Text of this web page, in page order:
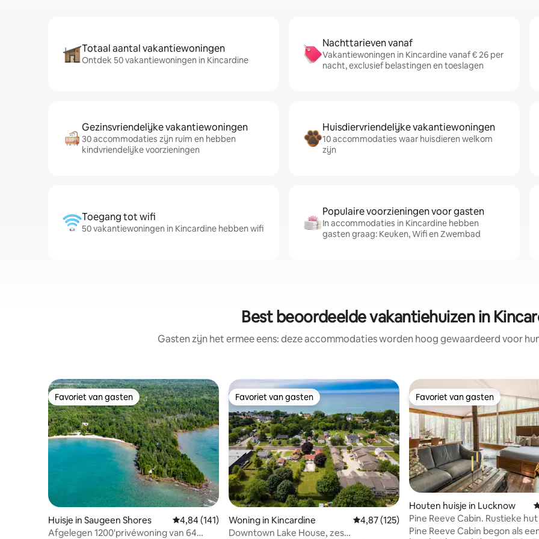
Totaal aantal vakantiewoningen
Ontdek 50 vakantiewoningen in Kincardine
Nachttarieven vanaf
Vakantiewoningen in Kincardine vanaf € 26 per
nacht, exclusief belastingen en toeslagen
Gezinsvriendelijke vakantiewoningen
30 accommodaties zijn ruim en hebben
kindvriendelijke voorzieningen
Huisdiervriendelijke vakantiewoningen
10 accommodaties waar huisdieren welkom
zijn
Toegang tot wifi
50 vakantiewoningen in Kincardine hebben wifi
Populaire voorzieningen voor gasten
In accommodaties in Kincardine hebben
gasten graag: Keuken, Wifi en Zwembad
Best beoordeelde vakantiehuizen in
Gasten zijn het ermee eens: deze accommodaties worden hoog gewaardeerd voor
Favoriet van gasten
Favoriet van gasten
Huisje in Saugeen Shores Gemiddelde beoordeling van 4,84 uit 5, 141 recensies
4,84 (141)
Afgelegen 1200'privéwoning van 64
Favoriet van gasten
Favoriet van gasten
Woning in Kincardine Gemiddelde beoordeling van 4,87 uit 5, 125
4,87 (125)
Downtown Lake House, zes
Favoriet van gasten
Favoriet van gasten
Houten huisje in Lucknow
Pine Reeve Cabin. Rustieke
bos.
Pine Reeve Cabin begon als